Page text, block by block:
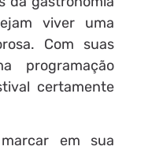
viver uma
Com suas
programação
certamente
em sua